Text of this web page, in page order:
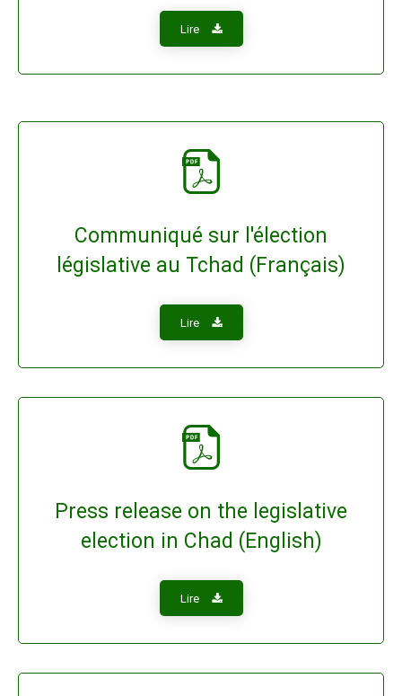
Lire
Communiqué sur l'élection
législative au Tchad (Français)
Lire
Press release on the legislative
election in Chad (English)
Lire